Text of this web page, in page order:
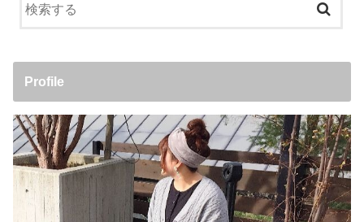
Profile